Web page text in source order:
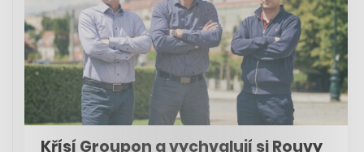
Křísí Groupon a vychvalují si Rouvy